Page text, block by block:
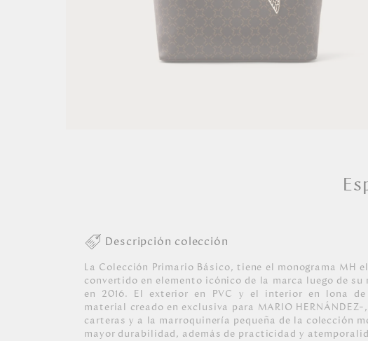
Descripción colección
La Colección Primario Básico, tiene el monograma MH
convertido en elemento icónico de la marca luego de
en 2016. El exterior en PVC y el interior en lona de
material creado en exclusiva para MARIO
carteras y a la marroquinería pequeña de la colección
mayor durabilidad, además de practicidad y